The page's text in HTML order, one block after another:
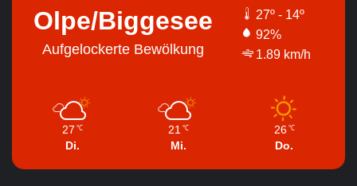
Olpe/Biggesee
Aufgelockerte Bewölkung
27º - 14º
92%
1.89 km/h
27 ℃
Di.
21 ℃
Mi.
26 ℃
Do.